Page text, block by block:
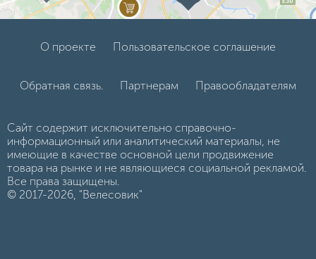
О проекте Пользовательское соглашение
Обратная связь. Партнерам Правообладателям
Сайт содержит исключительно справочно-
информационный или аналитический материалы, не
имеющие в качестве основной цели продвижение
товара на рынке и не являющиеся социальной рекламой.
Все права защищены.
© 2017-2026, "Велесовик"